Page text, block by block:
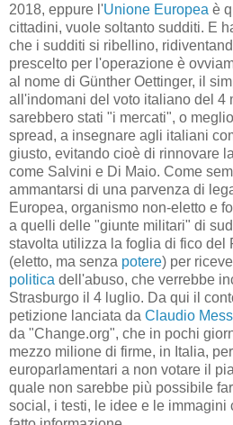
2018, eppure l'Unione Europea è
cittadini, vuole soltanto sudditi. E
che i sudditi si ribellino,
prescelto per l'operazione è
al nome di Günther Oettinger, il
all'indomani del voto italiano del 4
sarebbero stati "i mercati", o
spread, a insegnare agli italiani
giusto, evitando cioè di rinnovare
come Salvini e Di Maio. Come
ammantarsi di una parvenza di
Europea, organismo non-eletto e
a quelli delle "giunte militari" di
stavolta utilizza la foglia di fico del
(eletto, ma senza potere) per
politica dell'abuso, che verrebbe
Strasburgo il 4 luglio. Da qui il
petizione lanciata da Claudio
da "Change.org", che in pochi
mezzo milione di firme, in Italia,
europarlamentari a non votare il
quale non sarebbe più possibile
social, i testi, le idee e le immagini